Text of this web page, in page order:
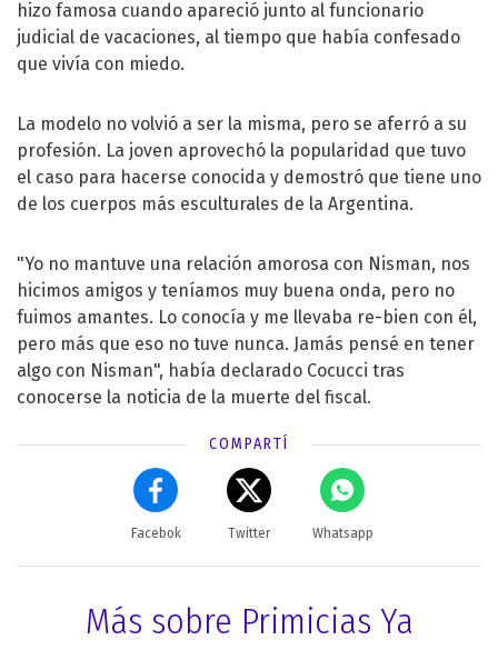
hizo famosa cuando apareció junto al funcionario
judicial de vacaciones, al tiempo que había confesado
que vivía con miedo.
La modelo no volvió a ser la misma, pero se aferró a su
profesión. La joven aprovechó la popularidad que tuvo
el caso para hacerse conocida y demostró que tiene uno
de los cuerpos más esculturales de la Argentina.
"Yo no mantuve una relación amorosa con Nisman, nos
hicimos amigos y teníamos muy buena onda, pero no
fuimos amantes. Lo conocía y me llevaba re-bien con él,
pero más que eso no tuve nunca. Jamás pensé en tener
algo con Nisman", había declarado Cocucci tras
conocerse la noticia de la muerte del fiscal.
COMPARTÍ
Facebok Twitter Whatsapp
Más sobre Primicias Ya